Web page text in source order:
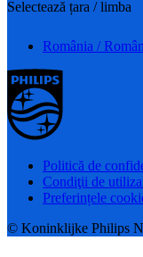
Selectează țara / limba
România /
Politică de
Condiţii de
Preferințele
© Koninklijke Philips